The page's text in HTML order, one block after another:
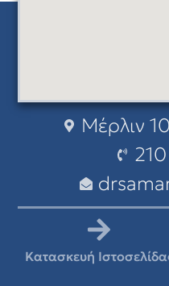
Μέρλιν
Κατασκευή